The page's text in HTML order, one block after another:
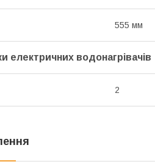
555 мм
електричних водонагрівачів
2